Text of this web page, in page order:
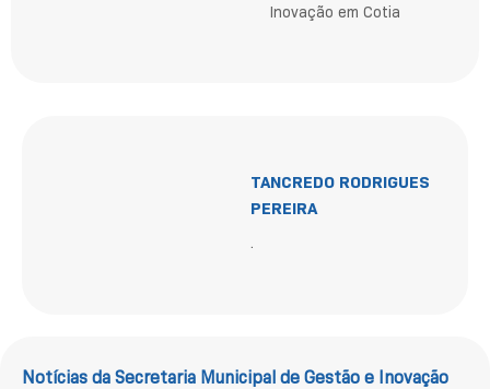
Inovação em Cotia
TANCREDO RODRIGUES
PEREIRA
.
Notícias da Secretaria Municipal de Gestão e Inovação